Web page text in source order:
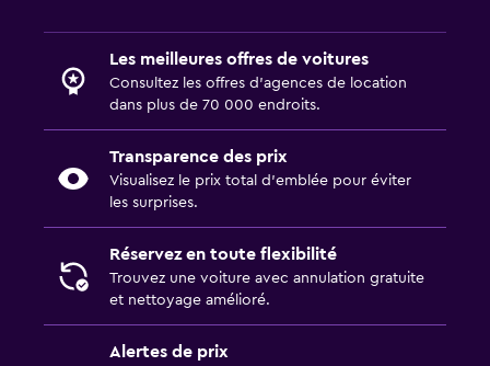
Les meilleures offres de voitures
Consultez les offres d’agences de location
dans plus de 70 000 endroits.
Transparence des prix
Visualisez le prix total d’emblée pour éviter
les surprises.
Réservez en toute flexibilité
Trouvez une voiture avec annulation gratuite
et nettoyage amélioré.
Alertes de prix